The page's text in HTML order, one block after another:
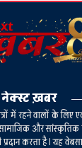
नेक्स्ट ख़बर
में रहने वालों के लिए
और सांस्कृतिक
प्रदान करता है। यह